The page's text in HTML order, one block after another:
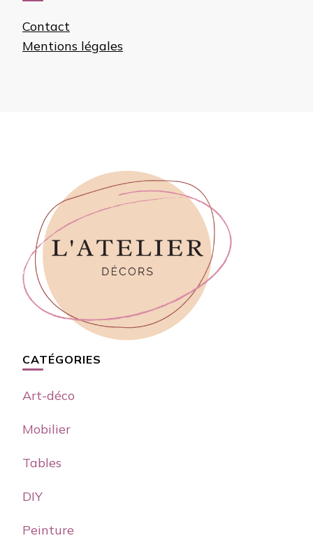
Contact
Mentions légales
CATÉGORIES
Art-déco
Mobilier
Tables
DIY
Peinture